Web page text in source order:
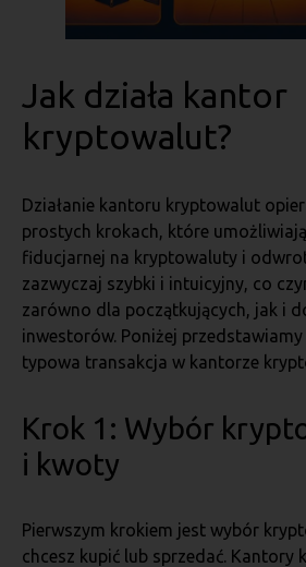
Jak działa kantor
kryptowalut?
Działanie kantoru kryptowalut
prostych krokach, które
fiducjarnej na kryptowaluty i
zazwyczaj szybki i intuicyjny, co
zarówno dla początkujących, jak i
inwestorów. Poniżej
typowa transakcja w kantorze
Krok 1: Wybór
i kwoty
Pierwszym krokiem jest wybór
chcesz kupić lub sprzedać. Kantory